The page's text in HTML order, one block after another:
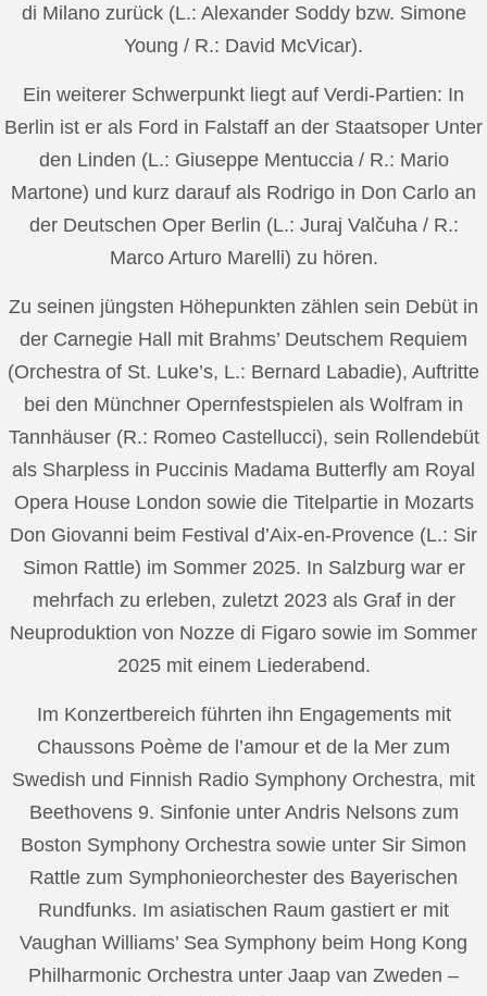
di Milano zurück (L.: Alexander Soddy bzw. Simone
Young / R.: David McVicar).
Ein weiterer Schwerpunkt liegt auf Verdi-Partien: In
Berlin ist er als Ford in Falstaff an der Staatsoper Unter
den Linden (L.: Giuseppe Mentuccia / R.: Mario
Martone) und kurz darauf als Rodrigo in Don Carlo an
der Deutschen Oper Berlin (L.: Juraj Valčuha / R.:
Marco Arturo Marelli) zu hören.
Zu seinen jüngsten Höhepunkten zählen sein Debüt in
der Carnegie Hall mit Brahms’ Deutschem Requiem
(Orchestra of St. Luke’s, L.: Bernard Labadie), Auftritte
bei den Münchner Opernfestspielen als Wolfram in
Tannhäuser (R.: Romeo Castellucci), sein Rollendebüt
als Sharpless in Puccinis Madama Butterfly am Royal
Opera House London sowie die Titelpartie in Mozarts
Don Giovanni beim Festival d’Aix-en-Provence (L.: Sir
Simon Rattle) im Sommer 2025. In Salzburg war er
mehrfach zu erleben, zuletzt 2023 als Graf in der
Neuproduktion von Nozze di Figaro sowie im Sommer
2025 mit einem Liederabend.
Im Konzertbereich führten ihn Engagements mit
Chaussons Poème de l’amour et de la Mer zum
Swedish und Finnish Radio Symphony Orchestra, mit
Beethovens 9. Sinfonie unter Andris Nelsons zum
Boston Symphony Orchestra sowie unter Sir Simon
Rattle zum Symphonieorchester des Bayerischen
Rundfunks. Im asiatischen Raum gastiert er mit
Vaughan Williams’ Sea Symphony beim Hong Kong
Philharmonic Orchestra unter Jaap van Zweden –